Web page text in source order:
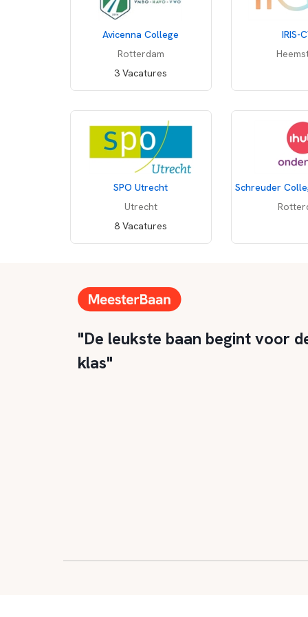
Avicenna College
Rotterdam
3 Vacatures
IRIS-
SPO Utrecht
Utrecht
8 Vacatures
"De leukste baan begint voor
klas"